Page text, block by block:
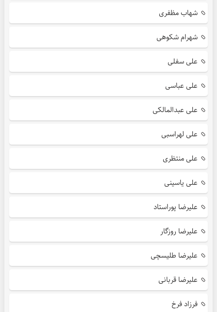
شهاب مظفری
شهرام شکوهی
علی سفلی
علی عباسی
علی عبدالمالکی
علی لهراسبی
علی منتظری
علی یاسینی
علیرضا پوراستاد
علیرضا روزگار
علیرضا طلیسچی
علیرضا قربانی
فرزاد فرخ